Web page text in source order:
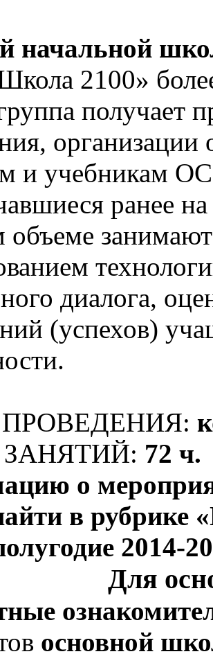
начальной
2100»
получает
организации
и учебникам
ранее
диалога,
(успехов)
72 ч.
о
в рубрике
2014-
Для
основной